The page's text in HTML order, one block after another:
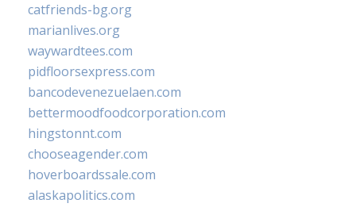
catfriends-bg.org
marianlives.org
waywardtees.com
pidfloorsexpress.com
bancodevenezuelaen.com
bettermoodfoodcorporation.com
hingstonnt.com
chooseagender.com
hoverboardssale.com
alaskapolitics.com